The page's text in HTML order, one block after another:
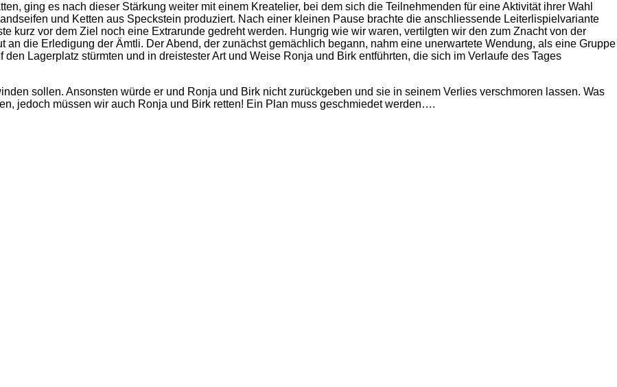
ging es nach dieser Stärkung weiter mit einem Kreatelier, bei dem sich die Teilnehmenden für eine Aktivität ihrer Wahl
und Ketten aus Speckstein produziert. Nach einer kleinen Pause brachte die anschliessende Leiterlispielvariante
kurz vor dem Ziel noch eine Extrarunde gedreht werden. Hungrig wie wir waren, vertilgten wir den zum Znacht von der
an die Erledigung der Ämtli. Der Abend, der zunächst gemächlich begann, nahm eine unerwartete Wendung, als eine Gruppe
Lagerplatz stürmten und in dreistester Art und Weise Ronja und Birk entführten, die sich im Verlaufe des Tages
sollen. Ansonsten würde er und Ronja und Birk nicht zurückgeben und sie in seinem Verlies verschmoren lassen. Was
jedoch müssen wir auch Ronja und Birk retten! Ein Plan muss geschmiedet werden….